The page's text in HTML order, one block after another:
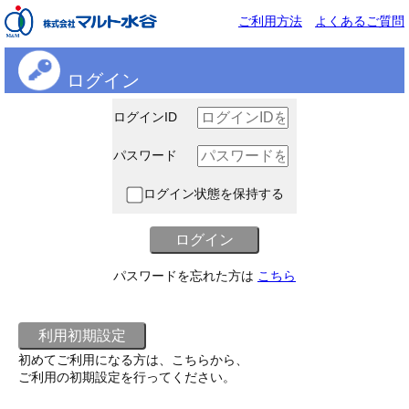
ご利用方法 よくあるご質問
ログイン
ログインID
パスワード
ログイン状態を保持する
パスワードを忘れた方は こちら
初めてご利用になる方は、こちらから、
ご利用の初期設定を行ってください。